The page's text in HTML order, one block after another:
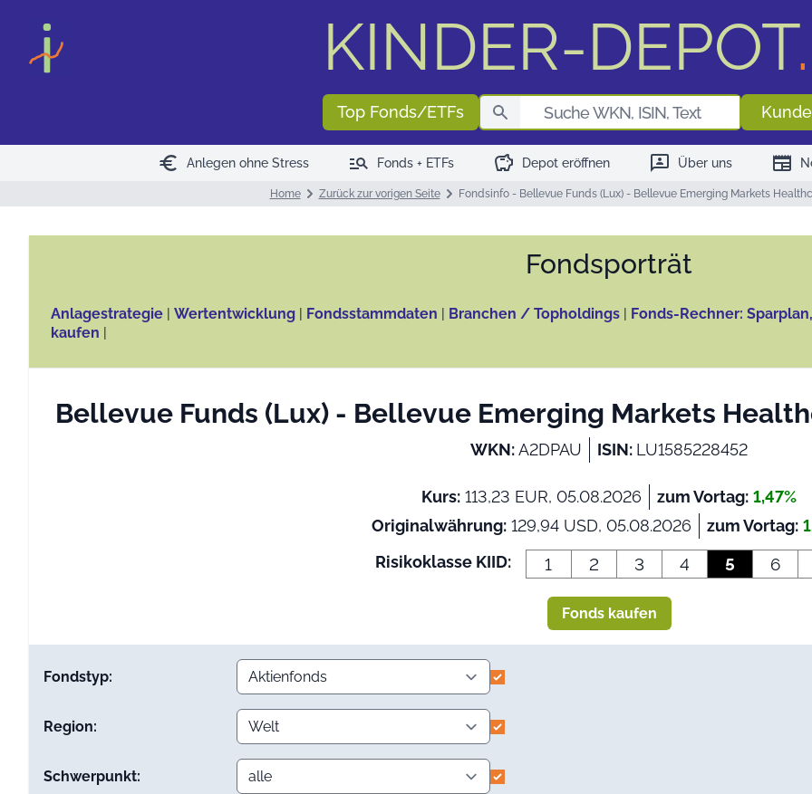
KINDER-DEPOT.
Top Fonds/ETFs
euro Anlegen ohne Stress manage_search Fonds + ETFs savings Depot eröffnen 3p Über uns newspaper
Home Zurück zur vorigen Seite Fondsinfo - Bellevue Funds (Lux) - Bellevue Emerging Markets
Fonds­porträt
Anlagestrategie | Wertentwicklung | Fondsstammdaten | Branchen / Topholdings | Fonds-Rechner:
kaufen |
Bellevue Funds (Lux) - Bellevue Emerging Markets
WKN:A2DPAU ISIN: LU1585228452
Kurs: 113,23 EUR, 05.08.2026 zum Vortag: 1,47%
Originalwährung: 129,94 USD, 05.08.2026 zum Vortag:
Risikoklasse KIID:
1 2 3 4 5 6
Fonds kaufen
Fondstyp:
Region:
Schwerpunkt: